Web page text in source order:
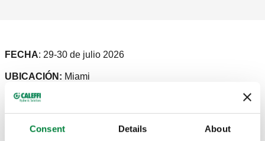
Consent Details About
FECHA: 29-30 de julio 2026
UBICACIÓN: Miami
STAND: 916